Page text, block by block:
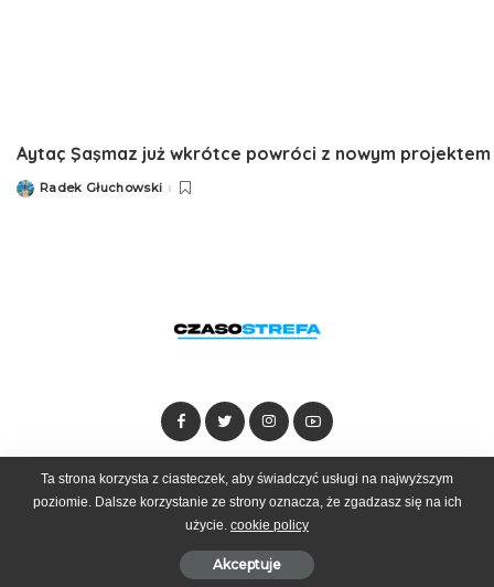
Aytaç Şaşmaz już wkrótce powróci z nowym projektem
PostedRadek Głuchowski
Dołącz do zespołu Kontakt Reklama
© 2025 Czasostrefa by Goobrand
Ta strona korzysta z ciasteczek, aby świadczyć usługi na najwyższym
poziomie. Dalsze korzystanie ze strony oznacza, że zgadzasz się na ich
użycie. cookie policy
Akceptuje